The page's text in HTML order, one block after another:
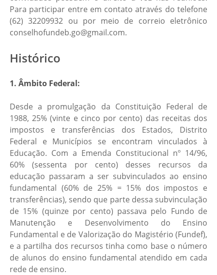
Para participar entre em contato através do telefone
(62) 32209932 ou por meio de correio eletrônico
conselhofundeb.go@gmail.com.
Histórico
1. Âmbito Federal:
Desde a promulgação da Constituição Federal de
1988, 25% (vinte e cinco por cento) das receitas dos
impostos e transferências dos Estados, Distrito
Federal e Municípios se encontram vinculados à
Educação. Com a Emenda Constitucional nº 14/96,
60% (sessenta por cento) desses recursos da
educação passaram a ser subvinculados ao ensino
fundamental (60% de 25% = 15% dos impostos e
transferências), sendo que parte dessa subvinculação
de 15% (quinze por cento) passava pelo Fundo de
Manutenção e Desenvolvimento do Ensino
Fundamental e de Valorização do Magistério (Fundef),
e a partilha dos recursos tinha como base o número
de alunos do ensino fundamental atendido em cada
rede de ensino.